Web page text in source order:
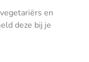
en
deze bij je